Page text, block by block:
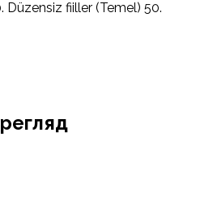
Düzensiz fiiller (Temel) 50.